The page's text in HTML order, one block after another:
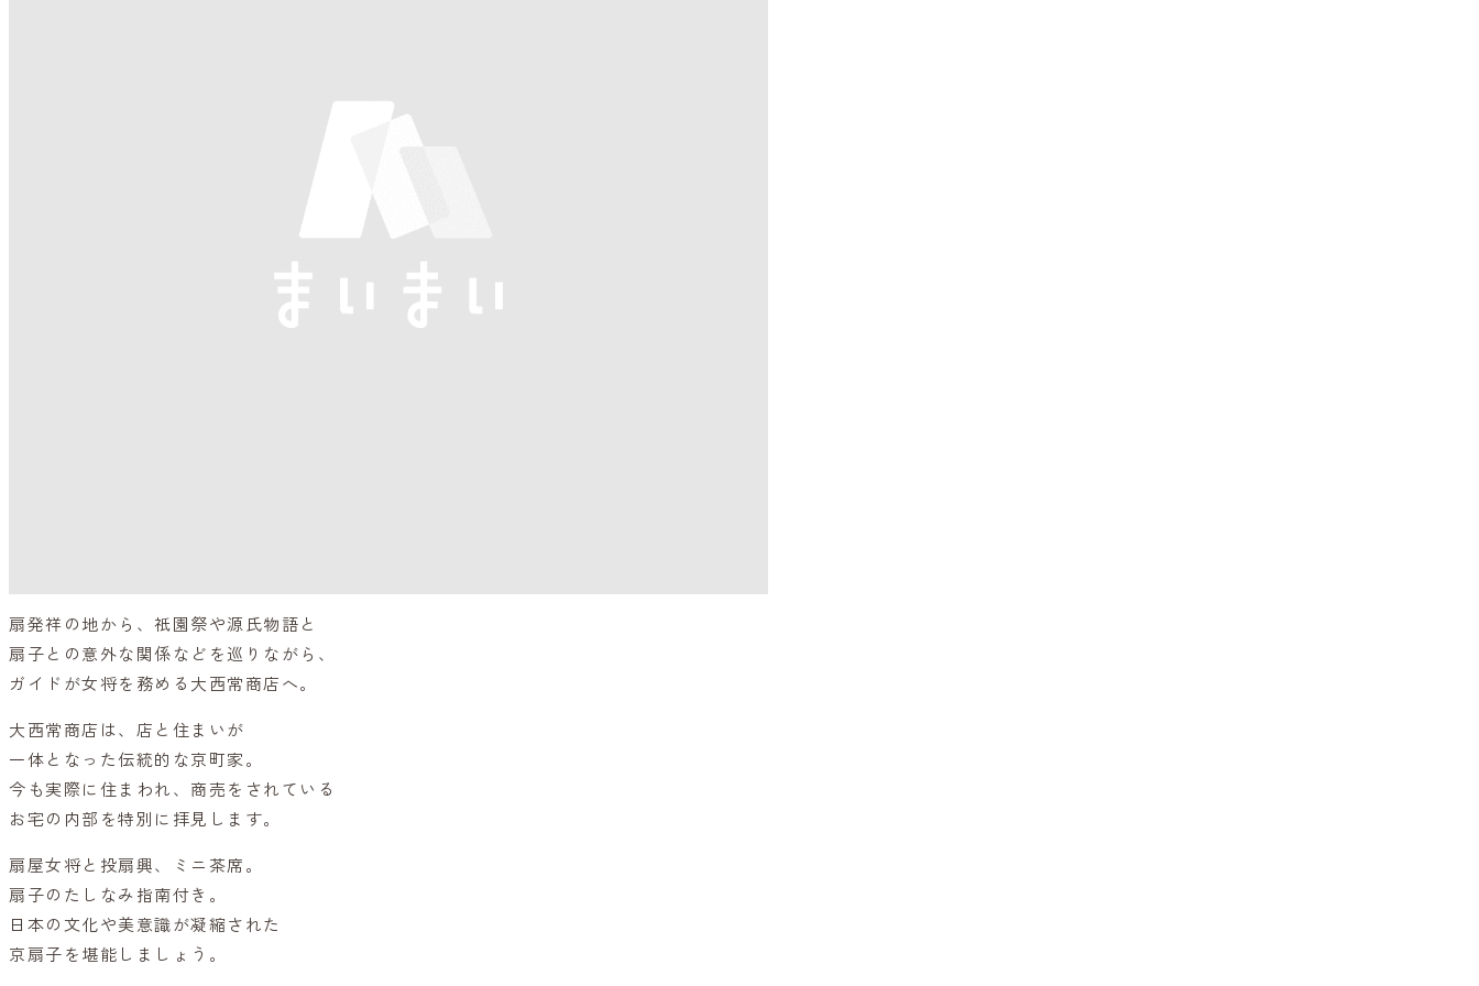
扇発祥の地から、祇園祭や源氏物語と
扇子との意外な関係などを巡りながら、
ガイドが女将を務める大西常商店へ。
大西常商店は、店と住まいが
一体となった伝統的な京町家。
今も実際に住まわれ、商売をされている
お宅の内部を特別に拝見します。
扇屋女将と投扇興、ミニ茶席。
扇子のたしなみ指南付き。
日本の文化や美意識が凝縮された
京扇子を堪能しましょう。